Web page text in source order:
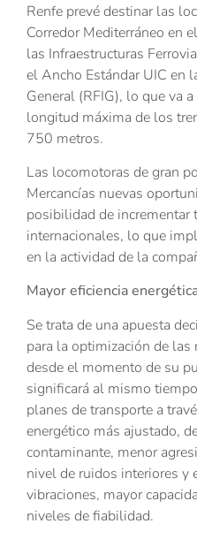
Renfe prevé destinar las
Corredor Mediterráneo en
las Infraestructuras
el Ancho Estándar UIC en
General (RFIG), lo que va
longitud máxima de los
750 metros.
Las locomotoras de gran
Mercancías nuevas
posibilidad de incrementar
internacionales, lo que
en la actividad de la
Mayor eficiencia
Se trata de una apuesta
para la optimización de las
desde el momento de su
significará al mismo
planes de transporte a
energético más ajustado,
contaminante, menor
nivel de ruidos interiores y
vibraciones, mayor
niveles de fiabilidad.